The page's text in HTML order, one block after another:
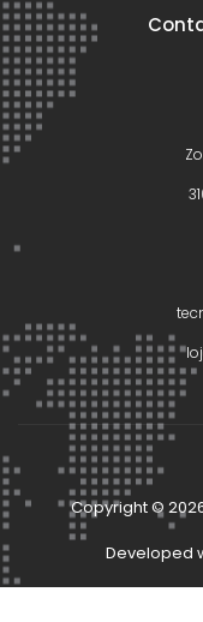
Copyright ©
Developed